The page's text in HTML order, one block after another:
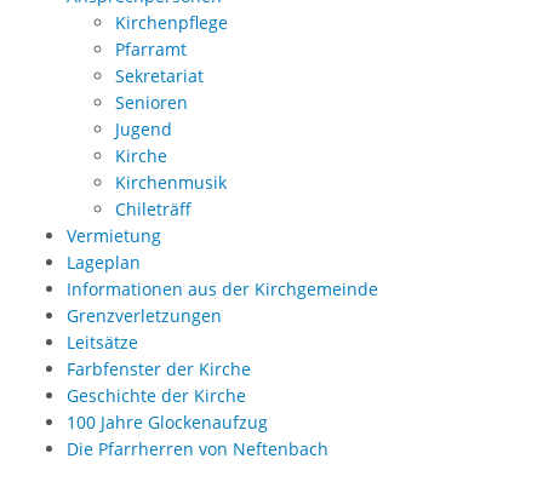
Kirchenpflege
Pfarramt
Sekretariat
Senioren
Jugend
Kirche
Kirchenmusik
Chileträff
Vermietung
Lageplan
Informationen aus der Kirchgemeinde
Grenzverletzungen
Leitsätze
Farbfenster der Kirche
Geschichte der Kirche
100 Jahre Glockenaufzug
Die Pfarrherren von Neftenbach